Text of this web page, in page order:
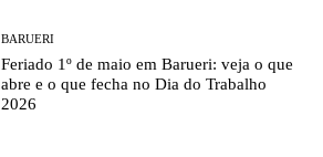
BARUERI
Feriado 1º de maio em Barueri: veja o que
abre e o que fecha no Dia do Trabalho
2026